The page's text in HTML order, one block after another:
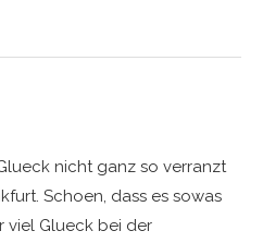
nicht ganz so verranzt
Schoen, dass es sowas
viel Glueck bei der